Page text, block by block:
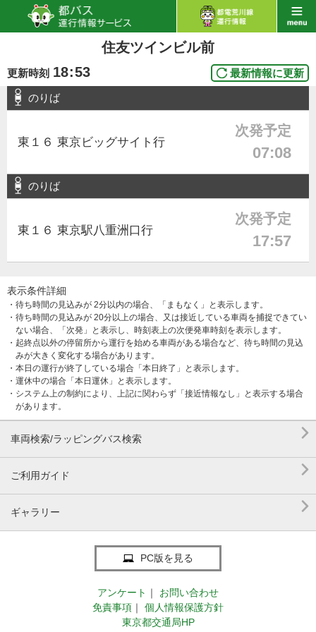
住友ツインビル前
更新時刻 18:53 最新情報に更新
のりば
東１６ 東京ビッグサイト行
次発予定
07:08
のりば
東１６ 東京駅八重洲口行
次発予定
17:57
表示条件詳細
・待ち時間の見込みが 2分以内の場合、「まもなく」と表示します。
・待ち時間の見込みが 20分以上の場合、又は接近している車両を捕捉できてい
ない場合、「次発」と表示し、時刻表上の次便発車時刻を表示します。
・起終点以外の停留所から運行を始める車両がある場合など、待ち時間の見込
みが大きく変化する場合があります。
・本日の運行が終了している場合「本日終了」と表示します。
・運休中の場合「本日運休」と表示します。
・システム上の制約により、上記に関わらず「接近情報なし」と表示する場合
があります。
車両検索/ラッピングバス検索 
ご利用ガイド 
ギャラリー 
PC版を見る
アンケート ｜
お問い合わせ
免責事項 ｜
個人情報保護方針
東京都交通局HP